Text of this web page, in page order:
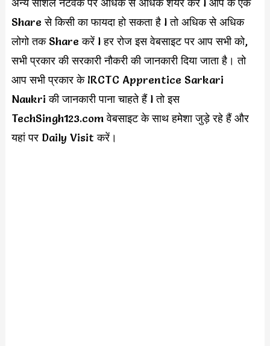
Share से किसी का फायदा हो सकता है l तो अधिक से अधिक
लोगो तक Share करें l हर रोज इस वेबसाइट पर आप सभी को,
सभी प्रकार की सरकारी नौकरी की जानकारी दिया जाता है। तो
आप सभी प्रकार के IRCTC Apprentice Sarkari
Naukri की जानकारी पाना चाहते हैं l तो इस
TechSingh123.com वेबसाइट के साथ हमेशा जुड़े रहे हैं और
यहां पर Daily Visit करें।